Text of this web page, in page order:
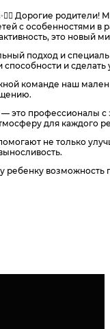
Дорогие
с особенностями
это новый
подход и
и
команде наш
это профессионалы
для каждого
не только
ребенку возможность